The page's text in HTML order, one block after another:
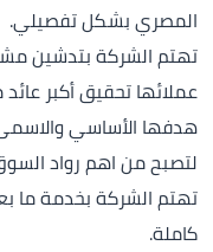
المصري بشكل تفصيلي.
تهتم الشركة بتدشين
عملائها تحقيق أكبر
هدفها الأساسي
لتصبح من اهم رواد
تهتم الشركة بخدمة ما
كاملة.